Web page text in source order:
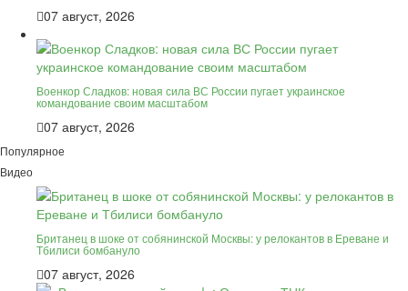
07 август, 2026
Военкор Сладков: новая сила ВС России пугает украинское
командование своим масштабом
07 август, 2026
Популярное
Видео
Британец в шоке от собянинской Москвы: у релокантов в Ереване и
Тбилиси бомбануло
07 август, 2026